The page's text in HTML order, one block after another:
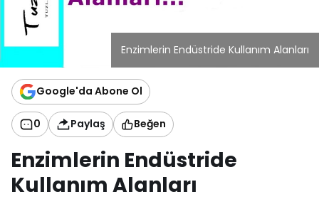
Enzimlerin Endüstride Kullanım Alanları
Google'da Abone Ol
0 Paylaş Beğen
Enzimlerin Endüstride
Kullanım Alanları